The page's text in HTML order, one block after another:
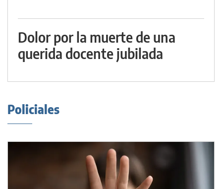
Dolor por la muerte de una
querida docente jubilada
Policiales